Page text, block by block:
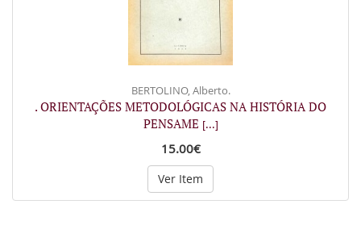
BERTOLINO, Alberto.
. ORIENTAÇÕES METODOLÓGICAS NA HISTÓRIA DO
PENSAME [...]
15.00€
Ver Item